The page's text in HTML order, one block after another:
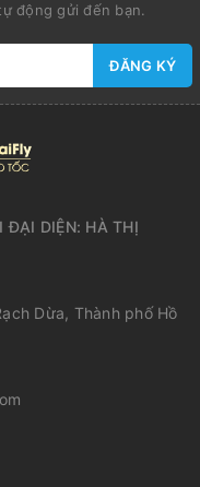
động gửi đến bạn.
ĐĂNG KÝ
ĐẠI DIỆN: HÀ THỊ
Dừa, Thành phố Hồ